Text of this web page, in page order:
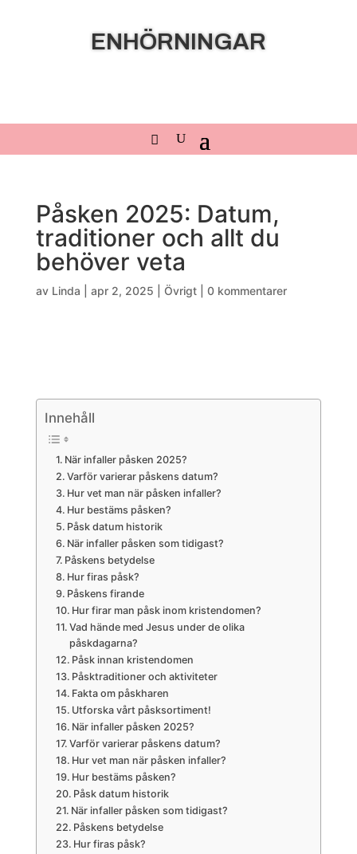
ENHÖRNINGAR
Påsken 2025: Datum,
traditioner och allt du
behöver veta
av Linda apr 2, 2025 Övrigt| 0 kommentarer
Innehåll
När infaller påsken 2025?
Varför varierar påskens datum?
Hur vet man när påsken infaller?
Hur bestäms påsken?
Påsk datum historik
När infaller påsken som tidigast?
Påskens betydelse
Hur firas påsk?
Påskens firande
Hur firar man påsk inom kristendomen?
Vad hände med Jesus under de olika
påskdagarna?
Påsk innan kristendomen
Påsktraditioner och aktiviteter
Fakta om påskharen
Utforska vårt påsksortiment!
När infaller påsken 2025?
Varför varierar påskens datum?
Hur vet man när påsken infaller?
Hur bestäms påsken?
Påsk datum historik
När infaller påsken som tidigast?
Påskens betydelse
Hur firas påsk?